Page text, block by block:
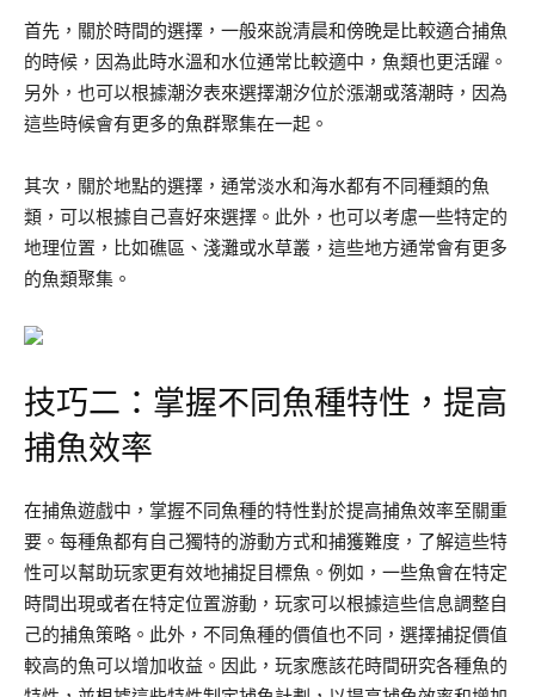
首先，關於時間的選擇，一般來說清晨和傍晚是比較適合捕魚
的時候，因為此時水溫和水位通常比較適中，魚類也更活躍。
另外，也可以根據潮汐表來選擇潮汐位於漲潮或落潮時，因為
這些時候會有更多的魚群聚集在一起。
其次，關於地點的選擇，通常淡水和海水都有不同種類的魚
類，可以根據自己喜好來選擇。此外，也可以考慮一些特定的
地理位置，比如礁區、淺灘或水草叢，這些地方通常會有更多
的魚類聚集。
技巧二：掌握不同魚種特性，提高
捕魚效率
在捕魚遊戲中，掌握不同魚種的特性對於提高捕魚效率至關重
要。每種魚都有自己獨特的游動方式和捕獲難度，了解這些特
性可以幫助玩家更有效地捕捉目標魚。例如，一些魚會在特定
時間出現或者在特定位置游動，玩家可以根據這些信息調整自
己的捕魚策略。此外，不同魚種的價值也不同，選擇捕捉價值
較高的魚可以增加收益。因此，玩家應該花時間研究各種魚的